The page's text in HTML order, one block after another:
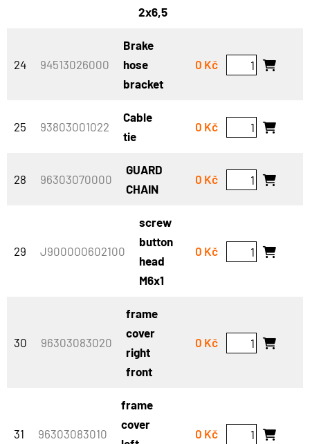
2x6,5
24 94513026000
Brake
hose
bracket
0 Kč
25 93803001022
Cable
tie
0 Kč
28 96303070000
GUARD
CHAIN
0 Kč
29 J900000602100
screw
button
head
M6x1
0 Kč
30 96303083020
frame
cover
right
front
0 Kč
31 96303083010
frame
cover
0 Kč